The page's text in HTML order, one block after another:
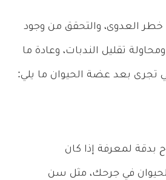
العدوى، والتحقق من وجود
تقليل الندبات، وعادة ما
تجرى بعد عضة الحيوان ما يلي:
بدقة لمعرفة إذا كان
في جرحك، مثل سن